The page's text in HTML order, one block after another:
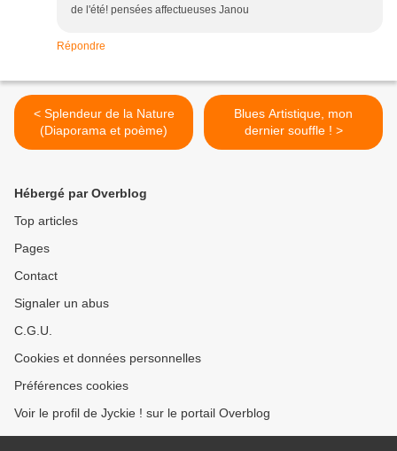
de l'été! pensées affectueuses Janou
Répondre
< Splendeur de la Nature
(Diaporama et poème)
Blues Artistique, mon
dernier souffle ! >
Hébergé par Overblog
Top articles
Pages
Contact
Signaler un abus
C.G.U.
Cookies et données personnelles
Préférences cookies
Voir le profil de Jyckie ! sur le portail Overblog